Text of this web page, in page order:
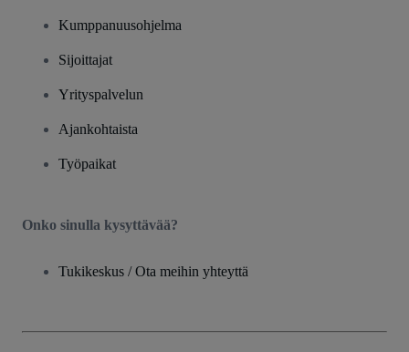
Kumppanuusohjelma
Sijoittajat
Yrityspalvelun
Ajankohtaista
Työpaikat
Onko sinulla kysyttävää?
Tukikeskus / Ota meihin yhteyttä